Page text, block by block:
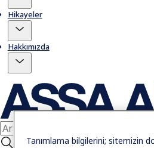
Hikayeler
Hakkımızda
Tanımlama bilgilerini; sitemizin